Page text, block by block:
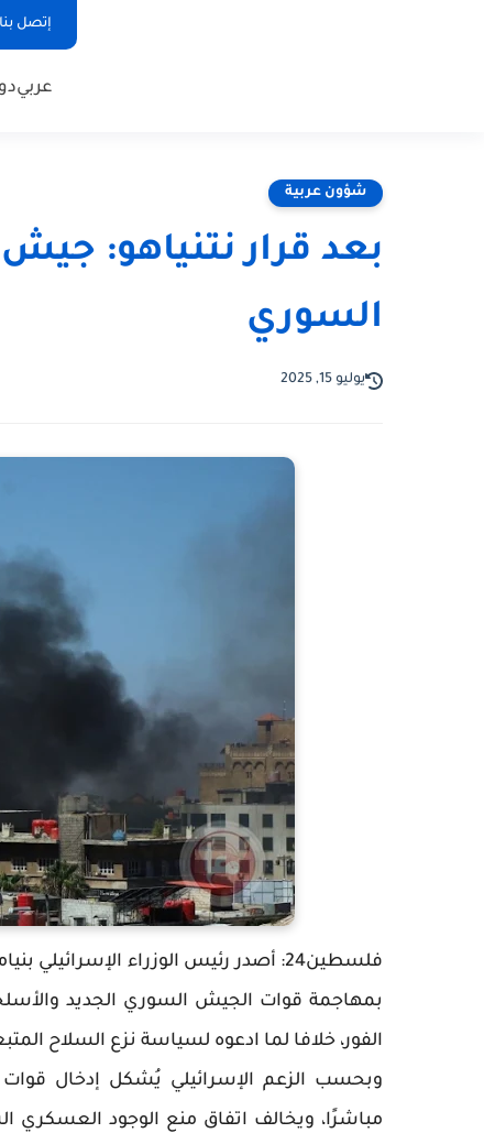
إتصل بنا
عربي
شؤون عربية
بعد قرار نتنياهو:
السوري
يوليو 15, 2025
فلسطين24: أصدر رئيس الوزراء
بمهاجمة قوات الجيش السوري الجديد
الفور، خلافا لما ادعوه لسياسة نزع السلاح
وبحسب الزعم الإسرائيلي يُشكل إدخال قوات
مباشرًا، ويخالف اتفاق منع الوجود العسكري